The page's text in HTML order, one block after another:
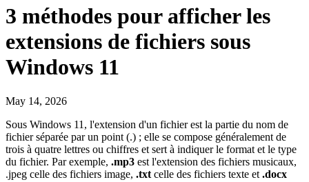
3 méthodes pour afficher les
extensions de fichiers sous
Windows 11
May 14, 2026
Sous Windows 11, l'extension d'un fichier est la partie du nom de
fichier séparée par un point (.) ; elle se compose généralement de
trois à quatre lettres ou chiffres et sert à indiquer le format et le type
du fichier. Par exemple, .mp3 est l'extension des fichiers musicaux,
.jpeg celle des fichiers image, .txt celle des fichiers texte et .docx